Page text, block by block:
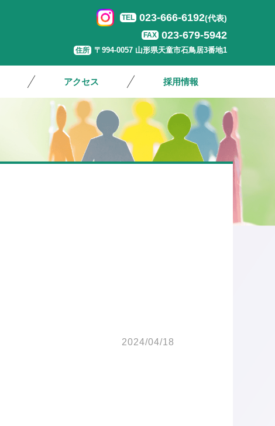
TEL 023-666-6192(代表)
FAX 023-679-5942
住所 〒994-0057 山形県天童市石鳥居3番地1
アクセス 採用情報
2024/04/18